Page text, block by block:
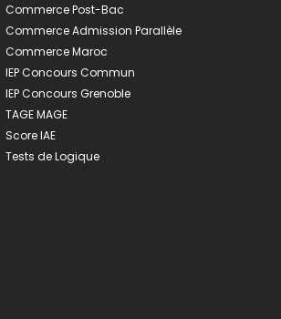
Commerce Post-Bac
Commerce Admission Parallèle
Commerce Maroc
IEP Concours Commun
IEP Concours Grenoble
TAGE MAGE
Score IAE
Tests de Logique